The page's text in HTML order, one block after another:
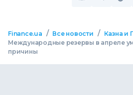
Finance.ua / Все новости / Казна и
Международные резервы в апреле
причины